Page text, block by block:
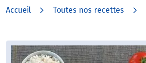
Accueil Toutes nos recettes